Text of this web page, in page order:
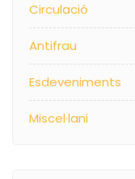
Circulació
Antifrau
Esdeveniments
Miscel·lani